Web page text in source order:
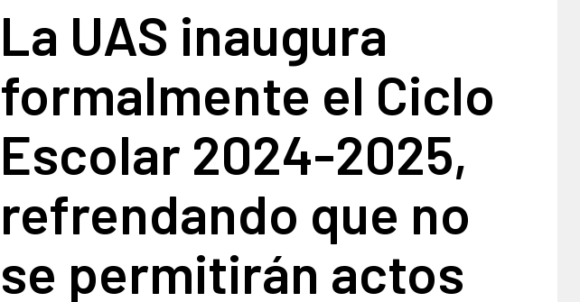
La UAS inaugura
formalmente el Ciclo
Escolar 2024-2025,
refrendando que no
se permitirán actos